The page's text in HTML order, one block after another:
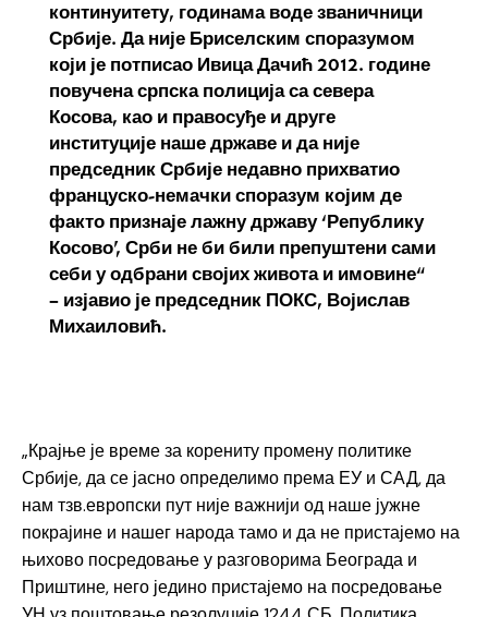
континуитету, годинама воде званичници
Србије. Да није Бриселским споразумом
који је потписао Ивица Дачић 2012. године
повучена српска полиција са севера
Косова, као и правосуђе и друге
институције наше државе и да није
председник Србије недавно прихватио
француско-немачки споразум којим де
факто признаје лажну државу ‘Републику
Косово’, Срби не би били препуштени сами
себи у одбрани својих живота и имовине“
– изјавио је председник ПОКС, Војислав
Михаиловић.
„Крајње је време за корениту промену политике
Србије, да се јасно определимо према ЕУ и САД, да
нам тзв.европски пут није важнији од наше јужне
покрајине и нашег народа тамо и да не пристајемо на
њихово посредовање у разговорима Београда и
Приштине, него једино пристајемо на посредовање